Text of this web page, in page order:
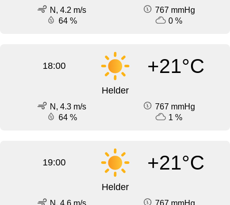
N, 4.2 m/s
767 mmHg
64 %
0 %
18:00 +21°C
Helder
N, 4.3 m/s
767 mmHg
64 %
1 %
19:00 +21°C
Helder